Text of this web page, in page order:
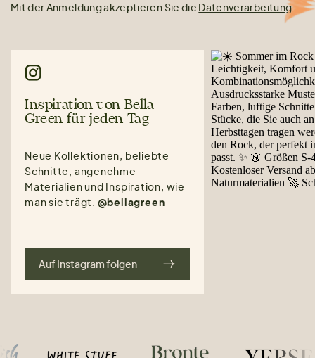
Mit der Anmeldung akzeptieren Sie die Datenverarbeitung.
Inspiration von Bella
Green für jeden Tag
Neue Kollektionen, beliebte
Schnitte, angenehme
Materialien und Inspiration, wie
man sie trägt. @bellagreen
Auf Instagram folgen